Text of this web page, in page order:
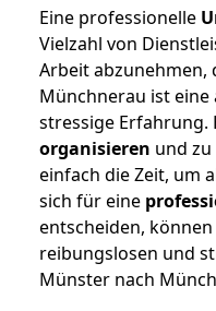
Eine professionelle
Vielzahl von
Arbeit abzunehmen,
Münchnerau ist
stressige Erfahrung.
organisieren und
einfach die Zeit, um
sich für eine
entscheiden,
reibungslosen und
Münster nach